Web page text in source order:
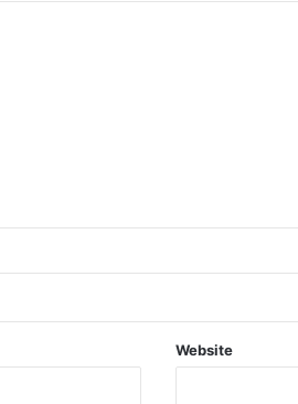
Website